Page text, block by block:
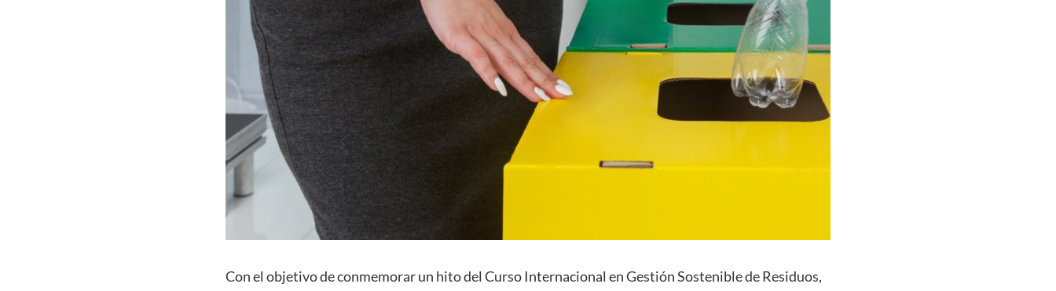
Con el objetivo de conmemorar un hito del Curso Internacional en Gestión Sostenible de Residuos,